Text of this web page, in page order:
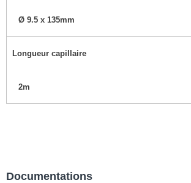
Ø 9.5 x 135mm
Longueur capillaire
2m
Documentations